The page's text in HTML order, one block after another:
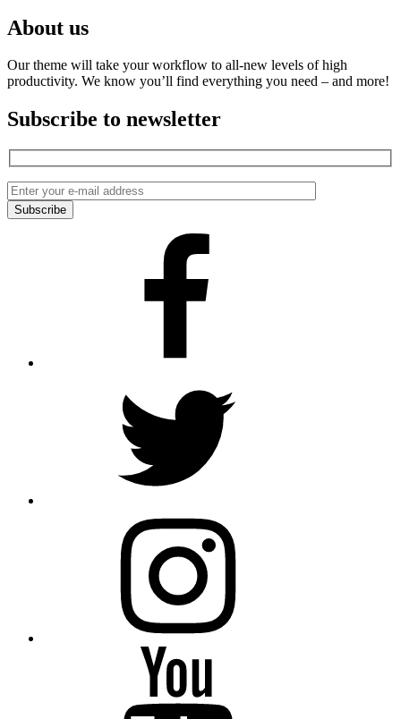
About us
Our theme will take your workflow to all-new levels of high
productivity. We know you’ll find everything you need – and more!
Subscribe to newsletter